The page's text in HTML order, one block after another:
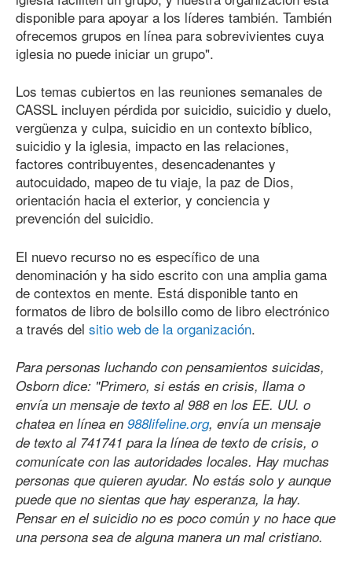
disponible para apoyar a los líderes también. También
ofrecemos grupos en línea para sobrevivientes cuya
iglesia no puede iniciar un grupo".
Los temas cubiertos en las reuniones semanales de
CASSL incluyen pérdida por suicidio, suicidio y duelo,
vergüenza y culpa, suicidio en un contexto bíblico,
suicidio y la iglesia, impacto en las relaciones,
factores contribuyentes, desencadenantes y
autocuidado, mapeo de tu viaje, la paz de Dios,
orientación hacia el exterior, y conciencia y
prevención del suicidio.
El nuevo recurso no es específico de una
denominación y ha sido escrito con una amplia gama
de contextos en mente. Está disponible tanto en
formatos de libro de bolsillo como de libro electrónico
a través del sitio web de la organización.
Para personas luchando con pensamientos suicidas,
Osborn dice: "Primero, si estás en crisis, llama o
envía un mensaje de texto al 988 en los EE. UU. o
chatea en línea en 988lifeline.org, envía un mensaje
de texto al 741741 para la línea de texto de crisis, o
comunícate con las autoridades locales. Hay muchas
personas que quieren ayudar. No estás solo y aunque
puede que no sientas que hay esperanza, la hay.
Pensar en el suicidio no es poco común y no hace que
una persona sea de alguna manera un mal cristiano.